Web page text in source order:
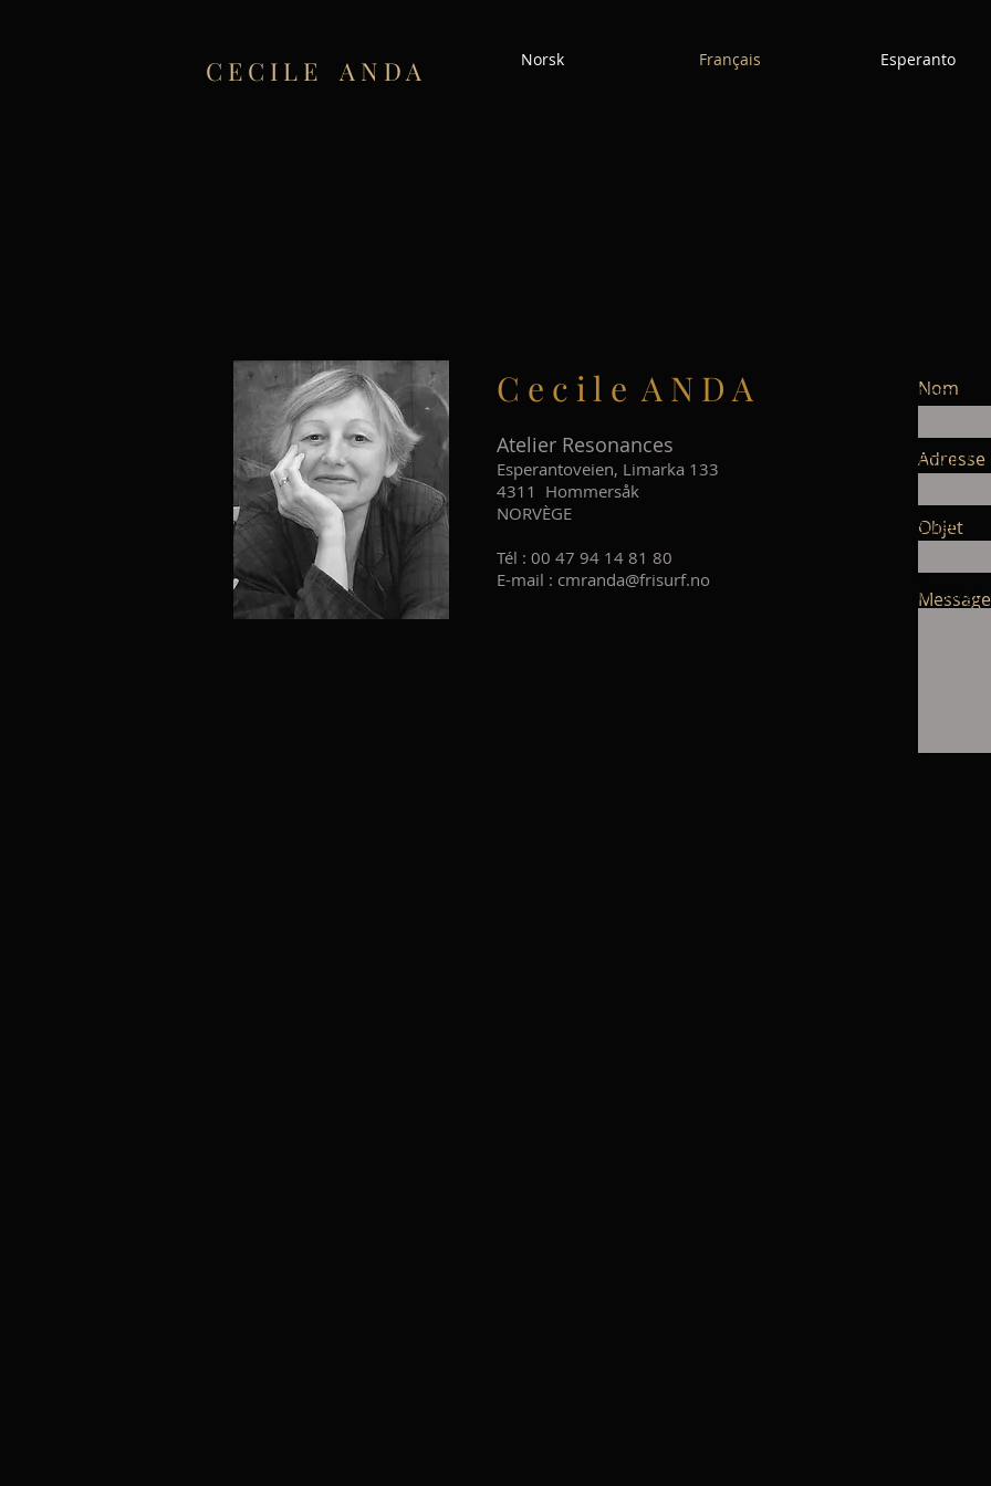
C E C I L E A N D A Norsk Français Esperanto
C e c i l e A N D A
Atelier Resonances
Esperantoveien, Limarka 133
4311 Hommersåk
NORVÈGE
Tél : 00 47 94 14 81 80
E-mail : cmranda@frisurf.no
Nom
Adresse
Objet
Message
Nom
Email
Sujet
Message